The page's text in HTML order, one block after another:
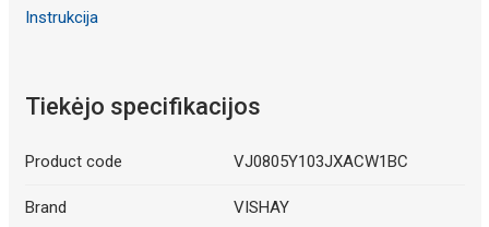
Instrukcija
Tiekėjo specifikacijos
Product code VJ0805Y103JXACW1BC
Brand VISHAY